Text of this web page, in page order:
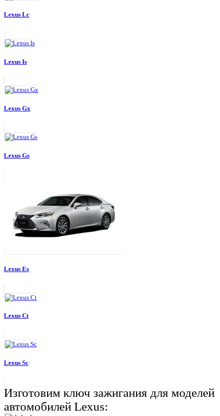
Lexus Lc
Lexus Is
Lexus Gx
Lexus Gs
Lexus Es
Lexus Ct
Lexus Sc
Изготовим ключ зажигания для моделей
автомобилей Lexus: